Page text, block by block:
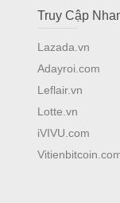
Truy Cập
Lazada.vn
Adayroi.com
Leflair.vn
Lotte.vn
iVIVU.com